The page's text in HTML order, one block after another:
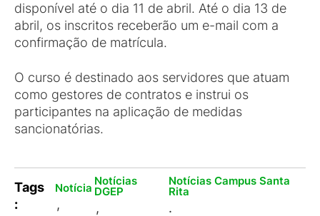
disponível até o dia 11 de abril. Até o dia 13 de
abril, os inscritos receberão um e-mail com a
confirmação de matrícula.
O curso é destinado aos servidores que atuam
como gestores de contratos e instrui os
participantes na aplicação de medidas
sancionatórias.
Tags
:
Notícia
,
Notícias
DGEP
,
Notícias Campus Santa
Rita
.